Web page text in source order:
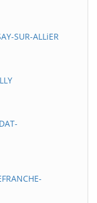
SUR-ALLiER